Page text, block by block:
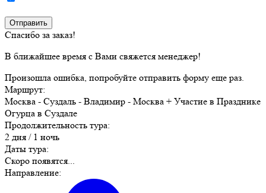
Спасибо за заказ!
В ближайшее время с Вами свяжется менеджер!
Произошла ошибка, попробуйте отправить форму еще раз.
Маршрут:
Москва - Суздаль - Владимир - Москва + Участие в Празднике
Огурца в Суздале
Продолжительность тура:
2 дня / 1 ночь
Даты тура:
Скоро появятся...
Направление: